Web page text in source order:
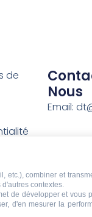
de
et de
Nous
Email:
etc.), combiner et
contextes.
de développer et vous
d'en mesurer la